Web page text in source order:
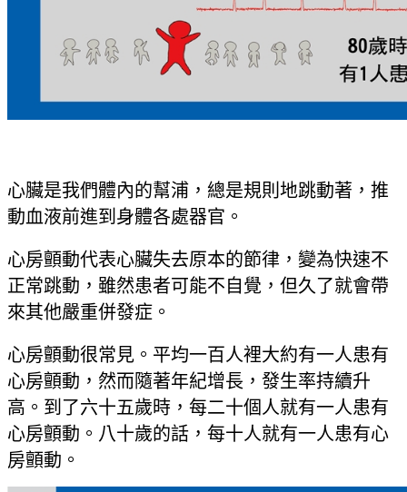
心臟是我們體內的幫浦，總是規則地跳動著，推
動血液前進到身體各處器官。
心房顫動代表心臟失去原本的節律，變為快速不
正常跳動，雖然患者可能不自覺，但久了就會帶
來其他嚴重併發症。
心房顫動很常見。平均一百人裡大約有一人患有
心房顫動，然而隨著年紀增長，發生率持續升
高。到了六十五歲時，每二十個人就有一人患有
心房顫動。八十歲的話，每十人就有一人患有心
房顫動。